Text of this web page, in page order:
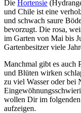
Die Hortensie
und Chile ist eine
und schwach saure
bevorzugt. Die rosa,
im Garten von Mai bis
Gartenbesitzer viele
Manchmal gibt es auch
und Blüten wirken
zu viel Wasser oder bei
wollen Dir im
aufzeigen.